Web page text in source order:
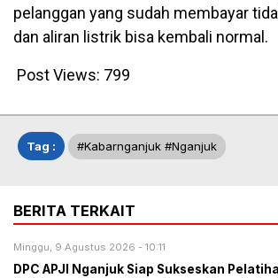
pelanggan yang sudah membayar
dan aliran listrik bisa kembali normal.
Post Views: 799
Tag : #kabarnganjuk #nganjuk
BERITA TERKAIT
Minggu, 9 Agustus 2026 - 10:11
DPC APJI Nganjuk Siap Sukseskan